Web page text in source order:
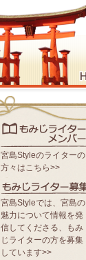
宮島Styleのライターの
方々はこちら>>
宮島Styleでは、宮島の
魅力について情報を発
信してくださる、もみ
じライターの方を募集
しています>>